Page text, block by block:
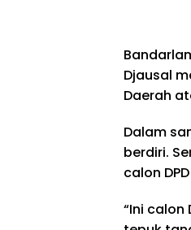
Djausal
Daerah
Dalam
berdiri.
calon
“Ini calon